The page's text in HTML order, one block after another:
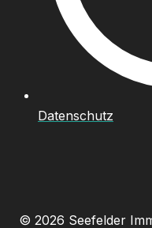
Datenschutz
© 2026 Seefelder